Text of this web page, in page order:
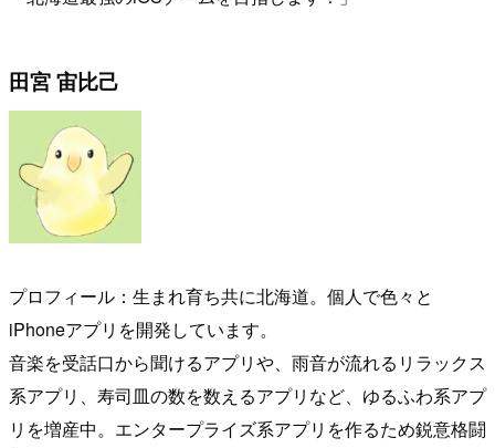
田宮 宙比己
プロフィール：生まれ育ち共に北海道。個人で色々と
iPhoneアプリを開発しています。
音楽を受話口から聞けるアプリや、雨音が流れるリラックス
系アプリ、寿司皿の数を数えるアプリなど、ゆるふわ系アプ
リを増産中。エンタープライズ系アプリを作るため鋭意格闘